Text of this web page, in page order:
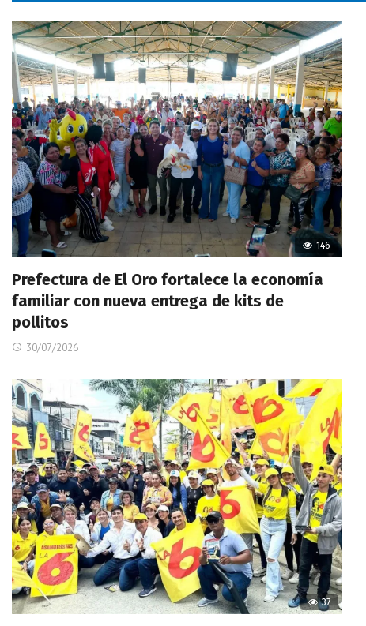
146
Prefectura de El Oro fortalece la economía
familiar con nueva entrega de kits de
pollitos
30/07/2026
37